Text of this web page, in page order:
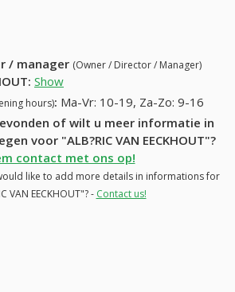
/ manager (Owner / Director / Manager)
: Show
hours): Ma-Vr: 10-19, Za-Zo: 9-16
of wilt u meer informatie in
voor "ALB?RIC VAN EECKHOUT"?
contact met ons op!
like to add more details in informations for
VAN EECKHOUT"? - Contact us!